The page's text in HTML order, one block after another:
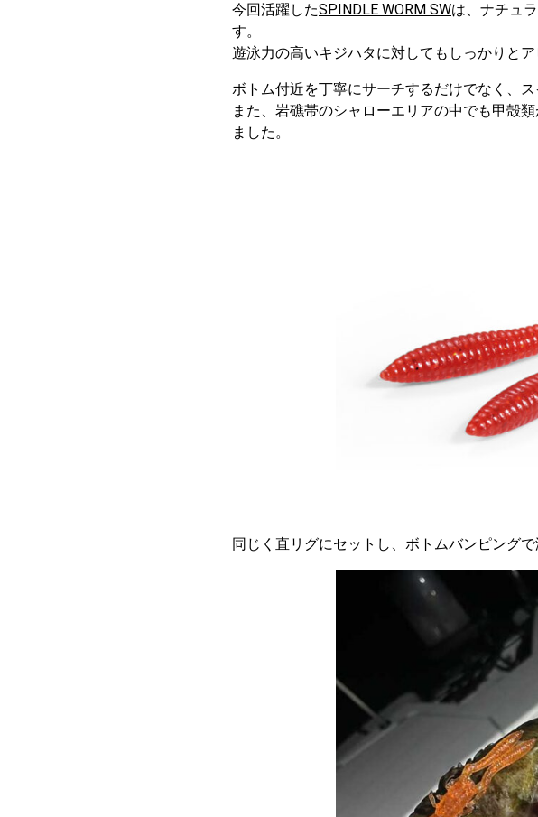
今回活躍したSPINDLE WORM SWは、ナチュ
す。
遊泳力の高いキジハタに対してもしっかりと
ボトム付近を丁寧にサーチするだけでなく、
また、岩礁帯のシャローエリアの中でも甲殻
ました。
同じく直リグにセットし、ボトムバンピング